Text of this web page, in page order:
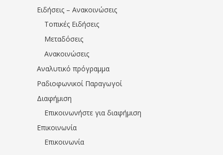
Ειδήσεις – Ανακοινώσεις
Τοπικές Ειδήσεις
Μεταδόσεις
Ανακοινώσεις
Αναλυτικό πρόγραμμα
Ραδιοφωνικοί Παραγωγοί
Διαφήμιση
Επικοινωνήστε για διαφήμιση
Επικοινωνία
Επικοινωνία